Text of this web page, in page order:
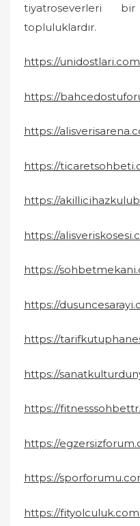
tiyatroseverleri
topluluklardır.
https://
https://
https://
https://
https://
https://
https://
https://
https://
https://
https://
https://
https://
https://